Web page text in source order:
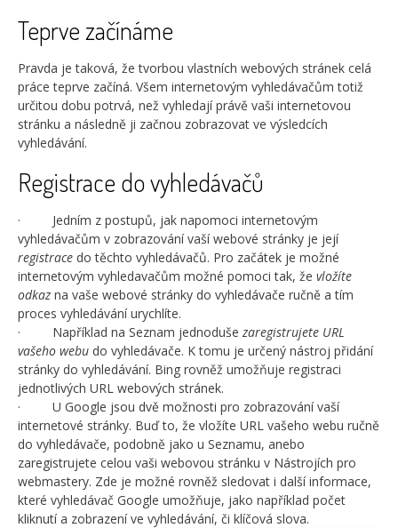
Teprve začínáme
Pravda je taková, že tvorbou vlastních webových stránek celá
práce teprve začíná. Všem internetovým vyhledávačům totiž
určitou dobu potrvá, než vyhledají právě vaši internetovou
stránku a následně ji začnou zobrazovat ve výsledcích
vyhledávání.
Registrace do vyhledávačů
· Jedním z postupů, jak napomoci internetovým
vyhledávačům v zobrazování vaší webové stránky je její
registrace do těchto vyhledávačů. Pro začátek je možné
internetovým vyhledavačům možné pomoci tak, že vložíte
odkaz na vaše webové stránky do vyhledávače ručně a tím
proces vyhledávání urychlíte.
· Například na Seznam jednoduše zaregistrujete URL
vašeho webu do vyhledávače. K tomu je určený nástroj přidání
stránky do vyhledávání. Bing rovněž umožňuje registraci
jednotlivých URL webových stránek.
· U Google jsou dvě možnosti pro zobrazování vaší
internetové stránky. Buď to, že vložíte URL vašeho webu ručně
do vyhledávače, podobně jako u Seznamu, anebo
zaregistrujete celou vaši webovou stránku v Nástrojích pro
webmastery. Zde je možné rovněž sledovat i další informace,
které vyhledávač Google umožňuje, jako například počet
kliknutí a zobrazení ve vyhledávání, či klíčová slova.